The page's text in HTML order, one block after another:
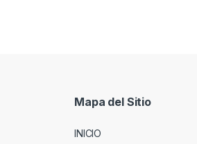
Mapa del Sitio
INICIO